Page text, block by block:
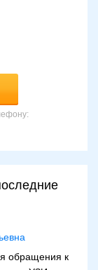
обращения к